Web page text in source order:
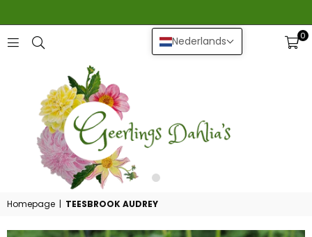
GEERLINGS
0
Homepage | TEESBROOK AUDREY
Nederlands